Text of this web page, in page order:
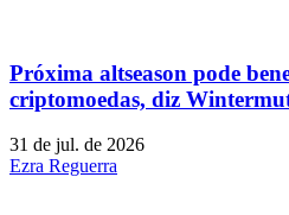
Próxima altseason pode
criptomoedas, diz
31 de jul. de 2026
Ezra Reguerra